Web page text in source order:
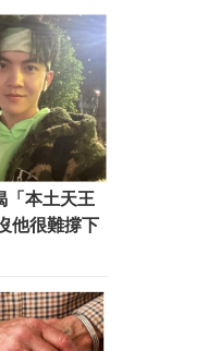
「本土天王
他很難撐下